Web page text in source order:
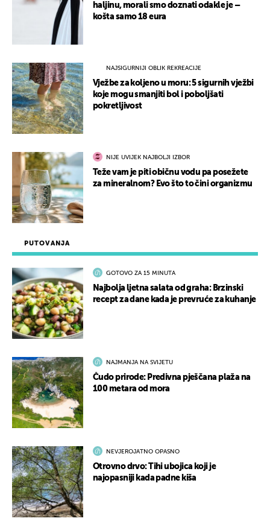
PUTOVANJA
GOTOVO ZA 15 MINUTA
Najbolja ljetna salata od graha: Brzinski
recept za dane kada je prevruće za kuhanje
NAJMANJA NA SVIJETU
Čudo prirode: Predivna pješčana plaža na
100 metara od mora
NEVJEROJATNO OPASNO
Otrovno drvo: Tihi ubojica koji je
najopasniji kada padne kiša
haljinu, morali smo doznati odakle je –
košta samo 18 eura
NAJSIGURNIJI OBLIK REKREACIJE
Vježbe za koljeno u moru: 5 sigurnih vježbi
koje mogu smanjiti bol i poboljšati
pokretljivost
NIJE UVIJEK NAJBOLJI IZBOR
Teže vam je piti običnu vodu pa posežete
za mineralnom? Evo što to čini organizmu